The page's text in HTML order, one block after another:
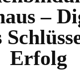
–
Erfolg